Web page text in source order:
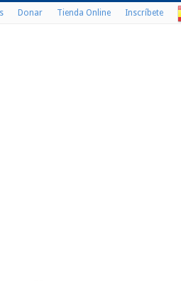
Donar Tienda Online Inscríbete